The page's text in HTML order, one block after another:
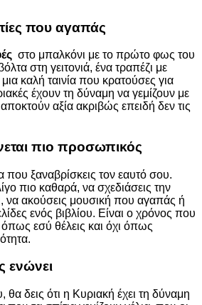
που αγαπάς
στο μπαλκόνι με το πρώτο φως του
στη γειτονιά, ένα τραπέζι με
μια καλή ταινία που κρατούσες για
έχουν τη δύναμη να γεμίζουν με
αξία ακριβώς επειδή δεν τις
πιο προσωπικός
που ξαναβρίσκεις τον εαυτό σου.
πιο καθαρά, να σχεδιάσεις την
να ακούσεις μουσική που αγαπάς ή
ενός βιβλίου. Είναι ο χρόνος που
όπως εσύ θέλεις και όχι όπως
ενώνει
θα δεις ότι η Κυριακή έχει τη δύναμη